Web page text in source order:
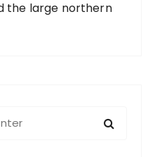
the large northern